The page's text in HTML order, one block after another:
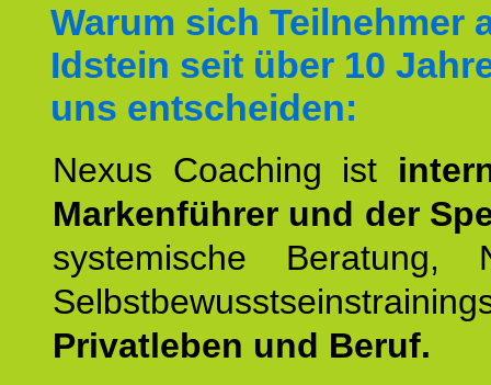
Warum sich Teilnehmer
Idstein seit über 10
uns entscheiden:
Nexus Coaching ist
Markenführer und der
systemische Beratung,
Privatleben und Beruf.